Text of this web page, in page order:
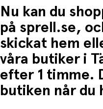
Vattenavvisande
Axelrem ingår
Påsen/mattan har ett
ordentligt när påsen inte
leksak i sig.
Nu kan du
på sprell.se,
skickat hem
våra butiker i
efter 1 timme.
butiken når du